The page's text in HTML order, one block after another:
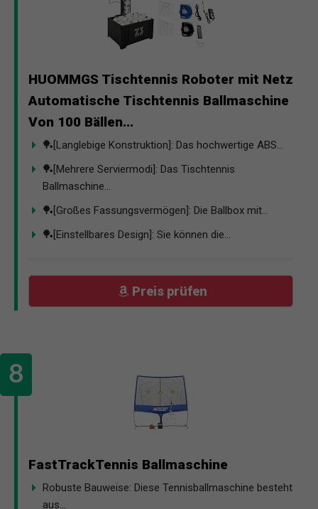
HUOMMGS Tischtennis Roboter mit Netz
Automatische Tischtennis Ballmaschine
Von 100 Bällen...
🏓[Langlebige Konstruktion]: Das hochwertige ABS...
🏓[Mehrere Serviermodi]: Das Tischtennis
Ballmaschine...
🏓[Großes Fassungsvermögen]: Die Ballbox mit...
🏓[Einstellbares Design]: Sie können die...
Preis prüfen
FastTrackTennis Ballmaschine
Robuste Bauweise: Diese Tennisballmaschine besteht
aus...